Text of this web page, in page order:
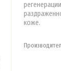
коже.